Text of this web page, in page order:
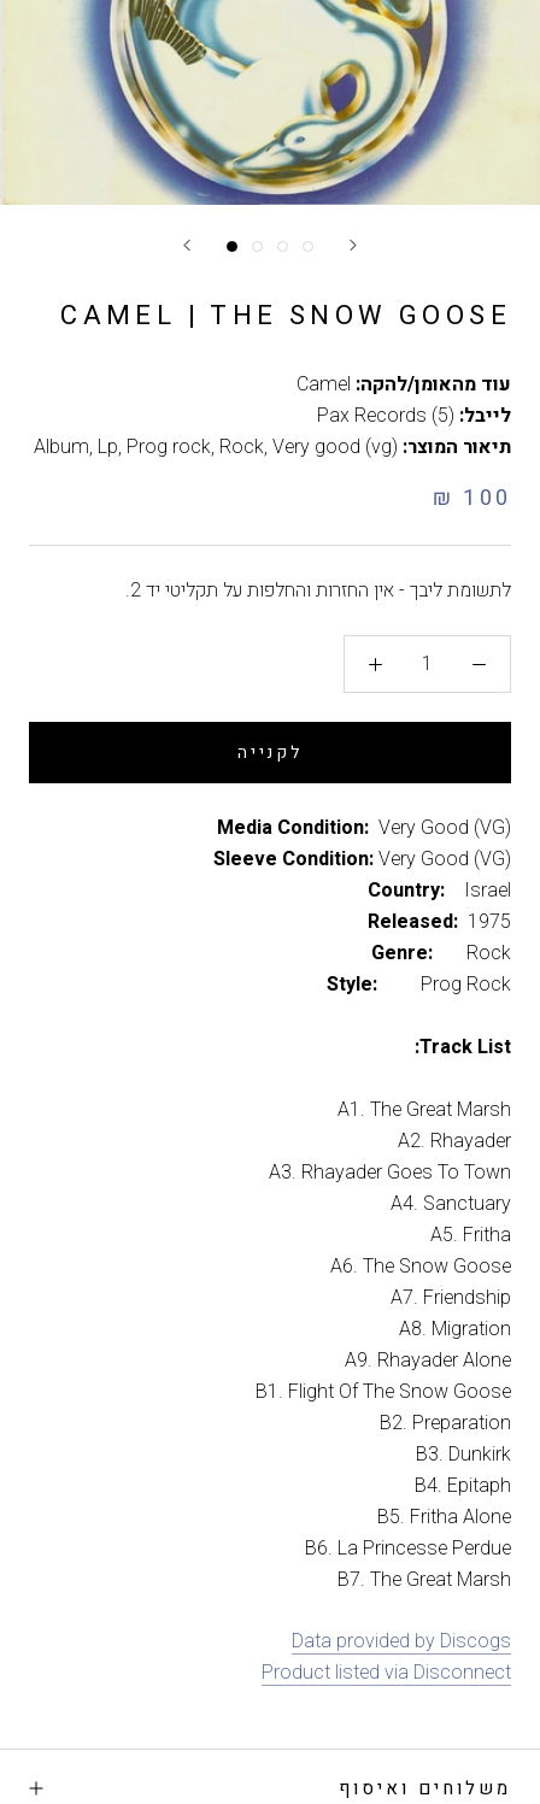
CAMEL | THE SNOW GOOSE
עוד מהאומן/להקה: Camel
לייבל: Pax Records (5)
תיאור המוצר:
Album, Lp, Prog rock, Rock, Very good (vg)
100 ₪
לתשומת ליבך - אין החזרות והחלפות על תקליטי יד 2.
לקנייה
Media Condition: Very Good (VG)
Sleeve Condition:Very Good (VG)
Country: Israel
Released: 1975
Genre: Rock
Style: Prog Rock
Track List:
A1. The Great Marsh
A2. Rhayader
A3. Rhayader Goes To Town
A4. Sanctuary
A5. Fritha
A6. The Snow Goose
A7. Friendship
A8. Migration
A9. Rhayader Alone
B1. Flight Of The Snow Goose
B2. Preparation
B3. Dunkirk
B4. Epitaph
B5. Fritha Alone
B6. La Princesse Perdue
B7. The Great Marsh
Data provided by Discogs
Product listed via Disconnect
משלוחים ואיסוף